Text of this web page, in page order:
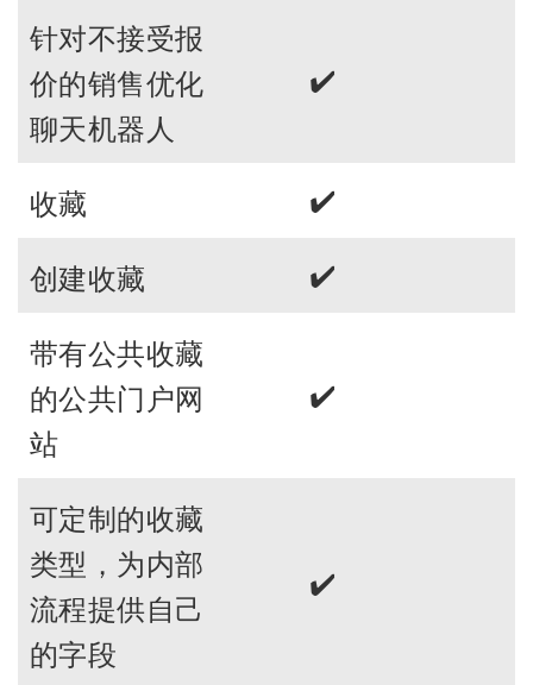
针对不接受报
价的销售优化
聊天机器人
✔️
收藏
✔️
创建收藏
✔️
带有公共收藏
的公共门户网
站
✔️
可定制的收藏
类型，为内部
流程提供自己
的字段
✔️